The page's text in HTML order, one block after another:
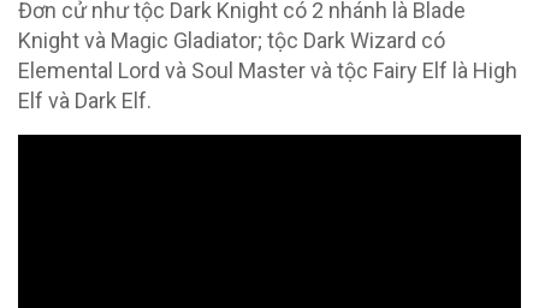
Đơn cử như tộc Dark Knight có 2 nhánh là Blade
Knight và Magic Gladiator; tộc Dark Wizard có
Elemental Lord và Soul Master và tộc Fairy Elf là High
Elf và Dark Elf.